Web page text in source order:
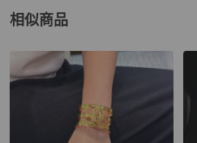
★ 若商品已通過跨境寄送與 PopChill
Brand Street 日本，PopChill 並非
rand Street 購買，我方協助進行鑑
方（Brand Street）行使是否同意退
老牌中古店，對於品質和信譽均有良
★ 買家一旦依照 PopChill 平台所定
表示願意依照本服務約定條款及相關
相似商品
更多相似Chanel女士配件推薦精品